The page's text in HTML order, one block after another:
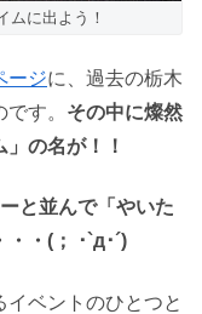
ムに出よう！
ージに、過去の栃木
す。 その中に燦然
の名が！！
と並んで「やいた
・(； ･`д･´)
ベントのひとつと